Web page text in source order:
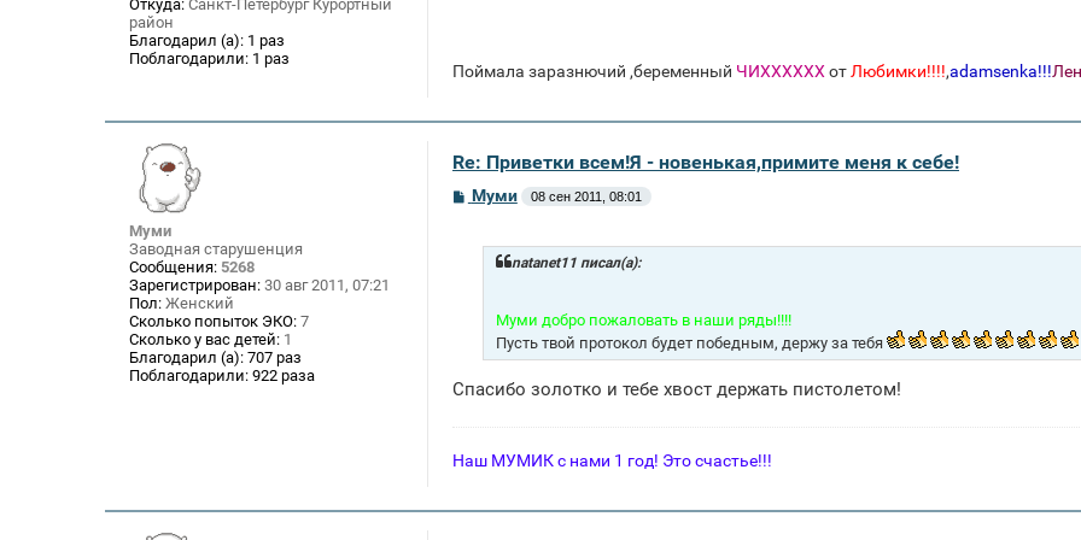
Откуда: Санкт-Петербург Курортный
район
Благодарил (а): 1 раз
Поблагодарили: 1 раз
Поймала заразнючий ,беременный ЧИХХХХХХ от Любимки!!!!,adamsenka!!!
Муми
Заводная старушенция
Сообщения: 5268
Зарегистрирован: 30 авг 2011, 07:21
Пол: Женский
Сколько попыток ЭКО: 7
Сколько у вас детей: 1
Благодарил (а): 707 раз
Поблагодарили: 922 раза
Re: Приветки всем!Я - новенькая,примите меня к себе!
СМуми 08 сен 2011, 08:01
natanet11 писал(а):
Муми добро пожаловать в наши ряды!!!!
Пусть твой протокол будет победным, держу за тебя
Спасибо золотко и тебе хвост держать пистолетом!
Наш МУМИК с нами 1 год! Это счастье!!!